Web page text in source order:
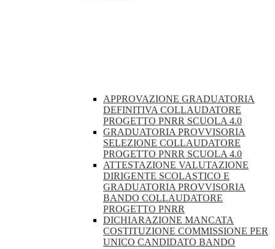
APPROVAZIONE GRADUATORIA
DEFINITIVA COLLAUDATORE
PROGETTO PNRR SCUOLA 4.0
GRADUATORIA PROVVISORIA
SELEZIONE COLLAUDATORE
PROGETTO PNRR SCUOLA 4.0
ATTESTAZIONE VALUTAZIONE
DIRIGENTE SCOLASTICO E
GRADUATORIA PROVVISORIA
BANDO COLLAUDATORE
PROGETTO PNRR
DICHIARAZIONE MANCATA
COSTITUZIONE COMMISSIONE PER
UNICO CANDIDATO BANDO